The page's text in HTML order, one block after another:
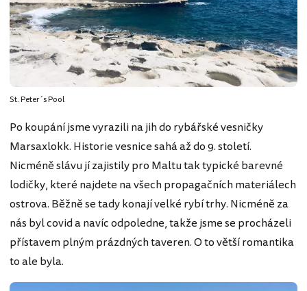
St. Peter´s Pool
Po koupání jsme vyrazili na jih do rybářské vesničky
Marsaxlokk. Historie vesnice sahá až do 9. století.
Nicméně slávu jí zajistily pro Maltu tak typické barevné
lodičky, které najdete na všech propagačních materiálech
ostrova. Běžně se tady konají velké rybí trhy. Nicméně za
nás byl covid a navíc odpoledne, takže jsme se procházeli
přístavem plným prázdných taveren. O to větší romantika
to ale byla.